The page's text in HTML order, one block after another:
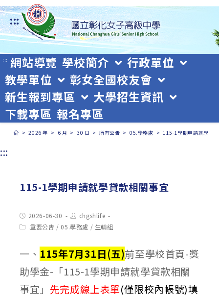
跳
轉
至
主
要
內
容
:::
::: 網站導覽 學校簡介
行政單位
教學單位
彰女全國校友會
新生報到專區
大學招生資訊
下載專區 報名專區
> 2026 年 > 6 月 > 30 日 > 所有公告 > 05.學務處 > 115-1學期申請就學貸
:::
115-1學期申請就學貸款相關事宜
Post
published:
2026-06-30
Post
author:
chgshlife
Post.重要公告 / 05.學務處 / 生輔組
一、 115年7月31日(五)前至學校首頁-獎
助學金-「115-1學期申請就學貸款相關
事宜」 先完成線上表單(僅限校內帳號)填